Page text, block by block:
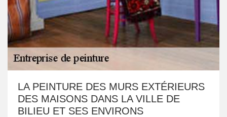
LA PEINTURE DES MURS EXTÉRIEURS
DES MAISONS DANS LA VILLE DE
BILIEU ET SES ENVIRONS